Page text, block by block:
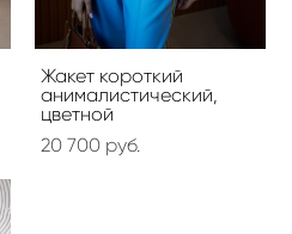
Жакет короткий
анималистический,
цветной
20 700 pуб.